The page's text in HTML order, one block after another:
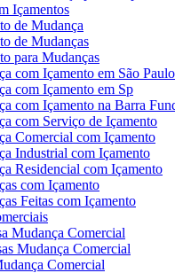
Içamentos
de Mudança
de Mudanças
para Mudanças
com Içamento em São Paulo
com Içamento em Sp
com Içamento na Barra
com Serviço de Içamento
Comercial com Içamento
Industrial com Içamento
Residencial com Içamento
com Içamento
Feitas com Içamento
Mudança Comercial
Mudança Comercial
Comercial